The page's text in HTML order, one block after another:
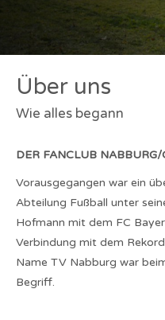
Über uns
Wie alles begann
DER FANCLUB
Vorausgegangen war ein
Abteilung Fußball unter
Hofmann mit dem FC
Verbindung mit dem
Name TV Nabburg war
Begriff.